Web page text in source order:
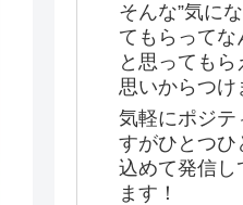
そんな”気に
てもらってな
と思ってもら
思いからつけ
気軽にポジテ
すがひとつひ
込めて発信し
ます！